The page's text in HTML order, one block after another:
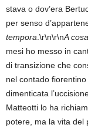
stava o dov’era
per senso
tempora .\r\n\r\nA
mesi ho messo in
di transizione che
nel contado
dimenticata
Matteotti lo ha
potere, ma la vita del